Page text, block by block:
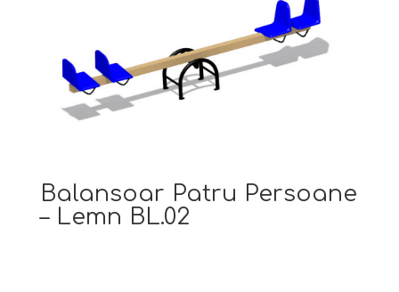
Balansoar Patru Persoane
– Lemn BL.02